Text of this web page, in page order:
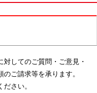
してのご質問・ご意見・
ご請求等を承ります。
さい。